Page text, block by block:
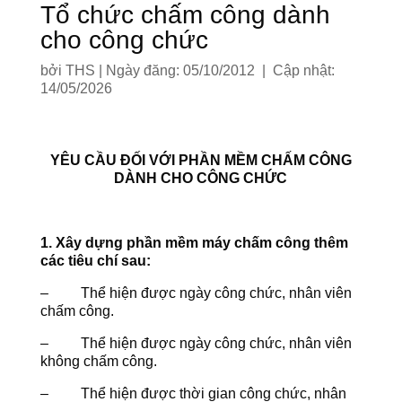
Tổ chức chấm công dành
cho công chức
bởi THS
Ngày đăng: 05/10/2012 | Cập nhật:
14/05/2026
YÊU CẦU ĐỐI VỚI PHẦN MỀM CHẤM CÔNG
DÀNH CHO CÔNG CHỨC
1. Xây dựng phần mềm máy chấm công thêm
các tiêu chí sau:
– Thể hiện được ngày công chức, nhân viên
chấm công.
– Thể hiện được ngày công chức, nhân viên
không chấm công.
– Thể hiện được thời gian công chức, nhân